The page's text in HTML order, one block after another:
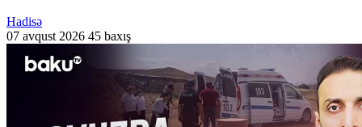
Hadisə
07 avqust 2026 45 baxış